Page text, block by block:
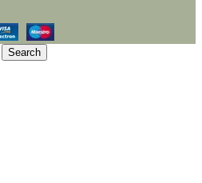
Search